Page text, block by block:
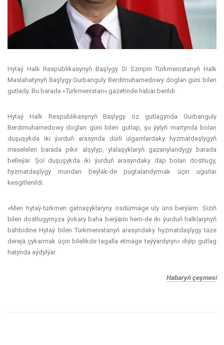
Hytaý Halk Respublikasynyň Başlygy Si Szinpin Türkmenistanyň Halk
Maslahatynyň Başlygy Gurbanguly Berdimuhamedowy doglan güni bilen
gutlady. Bu barada «Türkmenistan» gazetinde habar berildi.
Hytaý Halk Respublikasynyň Başlygy öz gutlagynda Gurbanguly
Berdimuhamedowy doglan güni bilen gutlap, şu ýylyň martynda bolan
duşuşykda iki ýurduň arasynda dürli ulgamlardaky hyzmatdaşlygyň
meseleleri barada pikir alşylyp, ylalaşyklaryň gazanylandygy barada
belleýär. Şol duşuşykda iki ýurduň arasyndaky däp bolan dostlugy,
hyzmatdaşlygy mundan beýläk-de pugtalandyrmak üçin ugurlar
kesgitlenildi.
«Men hytaý-türkmen gatnaşyklaryny ösdürmäge uly üns berýärin. Siziň
bilen dostlugymyza ýokary baha berýärin hem-de iki ýurduň halklarynyň
bähbidine Hytaý bilen Türkmenistanyň arasyndaky hyzmatdaşlygy täze
derejä çykarmak üçin bilelikde tagalla etmäge taýýardyryn» diýip gutlag
hatynda aýdylýar.
Habaryň çeşmesi